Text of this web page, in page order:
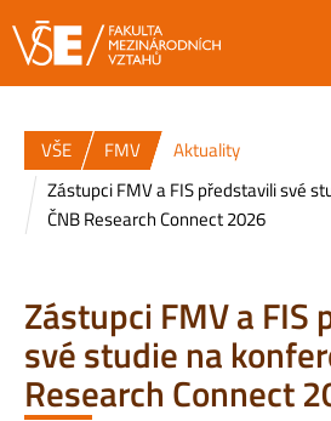
VŠE FMV
Aktuality
Zástupci FMV a FIS představili své
ČNB Research Connect 2026
Zástupci FMV a FIS
své studie na
Research Connect